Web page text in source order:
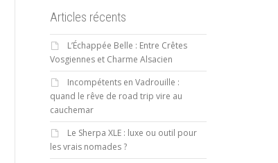
Articles récents
L’Échappée Belle : Entre Crêtes
Vosgiennes et Charme Alsacien
Incompétents en Vadrouille :
quand le rêve de road trip vire au
cauchemar
Le Sherpa XLE : luxe ou outil pour
les vrais nomades ?